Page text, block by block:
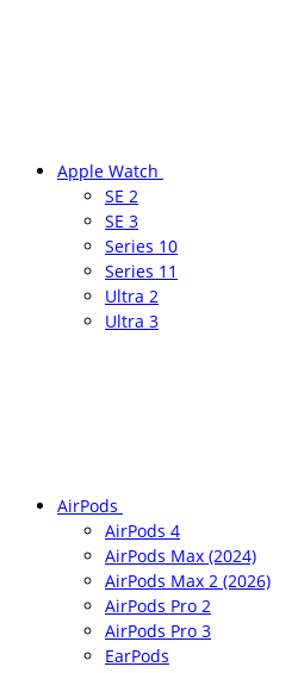
Apple Watch
SE 2
SE 3
Series 10
Series 11
Ultra 2
Ultra 3
AirPods
AirPods 4
AirPods Max (2024)
AirPods Max 2 (2026)
AirPods Pro 2
AirPods Pro 3
EarPods